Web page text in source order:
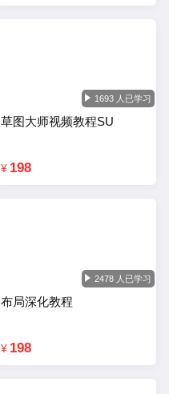
1693 人已学习
草图大师视频教程SU
¥ 198
2478 人已学习
布局深化教程
¥ 198